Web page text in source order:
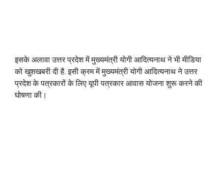
इसके अलावा उत्तर प्रदेश में मुख्यमंत्री योगी आदित्यनाथ ने भी मीडिया
को खुशखबरी दी है. इसी क्रम में मुख्यमंत्री योगी आदित्यनाथ ने उत्तर
प्रदेश के पत्रकारों के लिए यूपी पत्रकार आवास योजना शुरू करने की
घोषणा की।